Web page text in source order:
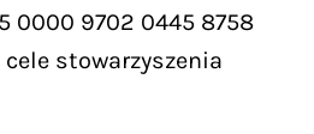
0000 9702 0445 8758
stowarzyszenia